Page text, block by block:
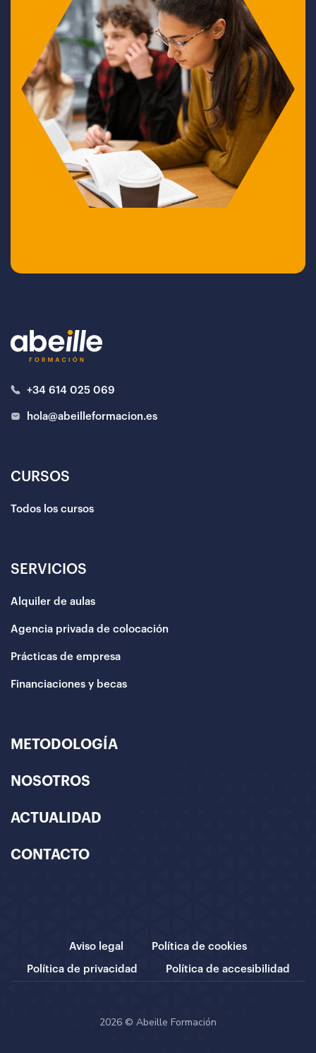
+34 614 025 069
hola@abeilleformacion.es
CURSOS
Todos los cursos
SERVICIOS
Alquiler de aulas
Agencia privada de colocación
Prácticas de empresa
Financiaciones y becas
METODOLOGÍA
NOSOTROS
ACTUALIDAD
CONTACTO
Aviso legal Política de cookies
Política de privacidad Política de accesibilidad
2026 © Abeille Formación